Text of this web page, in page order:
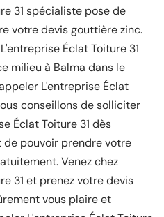
31 spécialiste pose de
votre devis gouttière zinc.
Éclat Toiture 31
milieu à Balma dans le
L'entreprise Éclat
conseillons de solliciter
Éclat Toiture 31 dès
de pouvoir prendre votre
Venez chez
31 et prenez votre devis
vous plaire et